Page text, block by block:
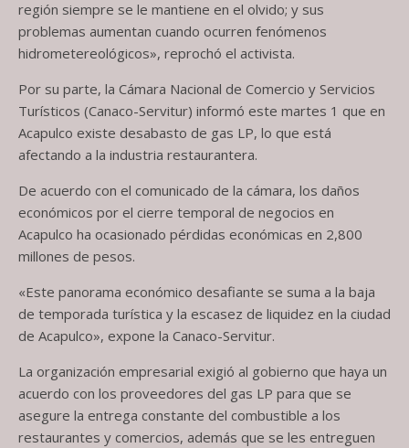
región siempre se le mantiene en el olvido; y sus
problemas aumentan cuando ocurren fenómenos
hidrometereológicos», reprochó el activista.
Por su parte, la Cámara Nacional de Comercio y Servicios
Turísticos (Canaco-Servitur) informó este martes 1 que en
Acapulco existe desabasto de gas LP, lo que está
afectando a la industria restaurantera.
De acuerdo con el comunicado de la cámara, los daños
económicos por el cierre temporal de negocios en
Acapulco ha ocasionado pérdidas económicas en 2,800
millones de pesos.
«Este panorama económico desafiante se suma a la baja
de temporada turística y la escasez de liquidez en la ciudad
de Acapulco», expone la Canaco-Servitur.
La organización empresarial exigió al gobierno que haya un
acuerdo con los proveedores del gas LP para que se
asegure la entrega constante del combustible a los
restaurantes y comercios, además que se les entreguen